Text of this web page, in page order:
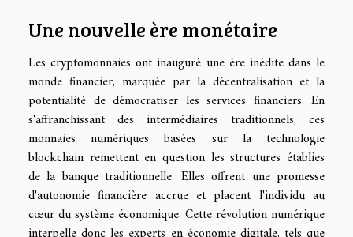
Une nouvelle ère monétaire
Les cryptomonnaies ont inauguré une ère inédite dans le
monde financier, marquée par la décentralisation et la
potentialité de démocratiser les services financiers. En
s'affranchissant des intermédiaires traditionnels, ces
monnaies numériques basées sur la technologie
blockchain remettent en question les structures établies
de la banque traditionnelle. Elles offrent une promesse
d'autonomie financière accrue et placent l'individu au
cœur du système économique. Cette révolution numérique